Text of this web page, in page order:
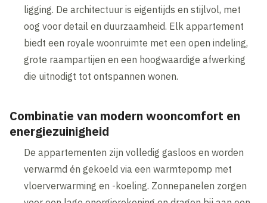
ligging. De architectuur is eigentijds en stijlvol, met
oog voor detail en duurzaamheid. Elk appartement
biedt een royale woonruimte met een open indeling,
grote raampartijen en een hoogwaardige afwerking
die uitnodigt tot ontspannen wonen.
Combinatie van modern wooncomfort en
energiezuinigheid
De appartementen zijn volledig gasloos en worden
verwarmd én gekoeld via een warmtepomp met
vloerverwarming en -koeling. Zonnepanelen zorgen